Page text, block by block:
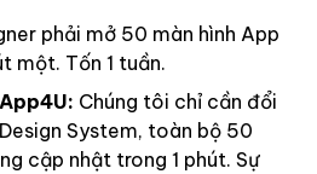
phải mở 50 màn hình App
một. Tốn 1 tuần.
Chúng tôi chỉ cần đổi
System, toàn bộ 50
cập nhật trong 1 phút. Sự